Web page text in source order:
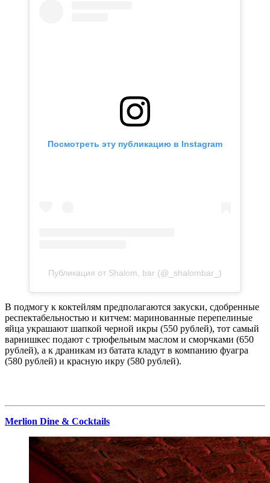
Посмотреть эту публикацию в Instagram
Публикация от Shalom, bar (@_shalombar_)
В подмогу к коктейлям предполагаются закуски, сдобренные
респектабельностью и китчем: маринованные перепелиные
яйца украшают шапкой черной икры (550 рублей), тот самый
варнишкес подают с трюфельным маслом и сморчками (650
рублей), а к драникам из батата кладут в компанию фуагра
(580 рублей) и красную икру (580 рублей).
Merlion Dine & Cocktails